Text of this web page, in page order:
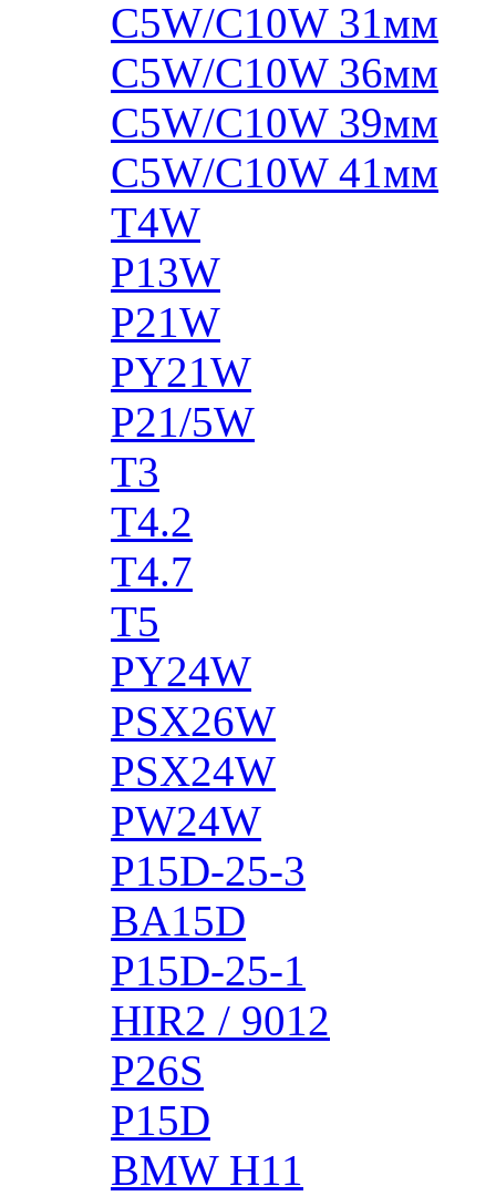
C5W/C10W 31мм
C5W/C10W 36мм
C5W/C10W 39мм
C5W/C10W 41мм
T4W
P13W
P21W
PY21W
P21/5W
T3
T4.2
T4.7
T5
PY24W
PSX26W
PSX24W
PW24W
P15D-25-3
BA15D
P15D-25-1
HIR2 / 9012
P26S
P15D
BMW H11